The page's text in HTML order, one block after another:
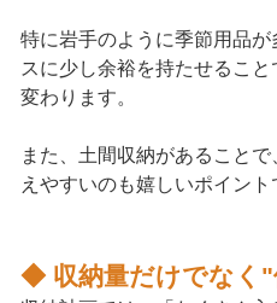
特に岩手のように季節用品
スに少し余裕を持たせること
変わります。
また、土間収納があること
えやすいのも嬉しいポイント
◆ 収納量だけでなく"